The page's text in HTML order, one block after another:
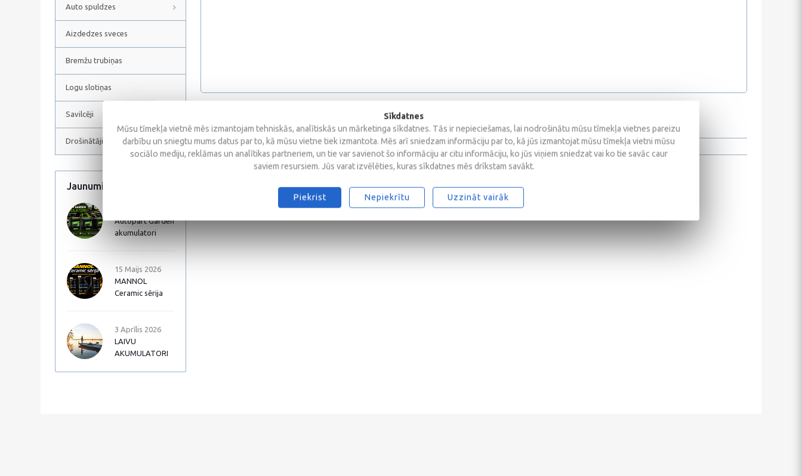
Auto spuldzes
Aizdedzes sveces
Bremžu trubiņas
Logu slotiņas
Savilcēji
Drošinātāji
Jaunumi
Autopart Garden
akumulatori
15 Maijs 2026
MANNOL
Ceramic sērija
3 Aprīlis 2026
LAIVU
AKUMULATORI
Atsauksmes
Sīkdatnes
Mūsu tīmekļa vietnē mēs izmantojam tehniskās, analītiskās un mārketinga sīkdatnes. Tās ir nepieciešamas, lai nodrošinātu mūsu tīmekļa vietnes pareizu
darbību un sniegtu mums datus par to, kā mūsu vietne tiek izmantota. Mēs arī sniedzam informāciju par to, kā jūs izmantojat mūsu tīmekļa vietni mūsu
sociālo mediju, reklāmas un analītikas partneriem, un tie var savienot šo informāciju ar citu informāciju, ko jūs viņiem sniedzat vai ko tie savāc caur
saviem resursiem. Jūs varat izvēlēties, kuras sīkdatnes mēs drīkstam savākt.
Piekrist Nepiekrītu Uzzināt vairāk